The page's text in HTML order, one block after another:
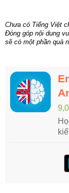
Chưa có Tiếng Việt
Đóng góp nội dung
sẽ có một phần quà